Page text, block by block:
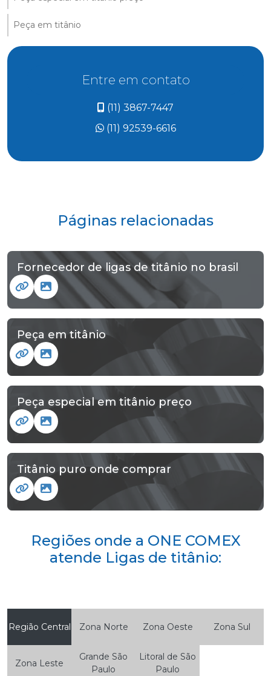
Peça em titânio
Entre em contato
(11) 3867-7447
(11) 92539-6616
Páginas relacionadas
Fornecedor de ligas de titânio no brasil
Peça em titânio
Peça especial em titânio preço
Titânio puro onde comprar
Regiões onde a ONE COMEX
atende Ligas de titânio:
Região Central Zona Norte Zona Oeste Zona Sul
Zona Leste
Grande São
Paulo
Litoral de São
Paulo